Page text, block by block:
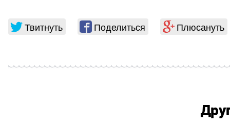
Твитнуть Поделиться Плюсануть